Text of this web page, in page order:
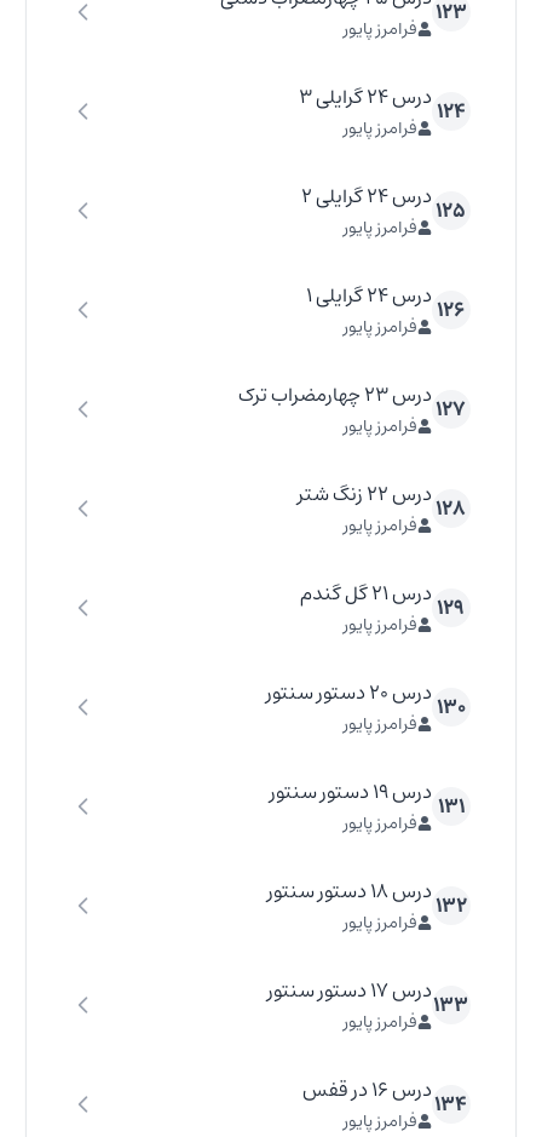
۱۲۳ فرامرز پایور
۱۲۴درس ۲۴ گرایلی ۳
فرامرز پایور
۱۲۵درس ۲۴ گرایلی ۲
فرامرز پایور
۱۲۶درس ۲۴ گرایلی ۱
فرامرز پایور
۱۲۷درس ۲۳ چهارمضراب ترک
فرامرز پایور
۱۲۸درس ۲۲ زنگ شتر
فرامرز پایور
۱۲۹درس ۲۱ گل گندم
فرامرز پایور
۱۳۰درس ۲۰ دستور سنتور
فرامرز پایور
۱۳۱ درس ۱۹ دستور سنتور
فرامرز پایور
۱۳۲درس ۱۸ دستور سنتور
فرامرز پایور
۱۳۳درس ۱۷ دستور سنتور
فرامرز پایور
۱۳۴درس ۱۶ در قفس
فرامرز پایور